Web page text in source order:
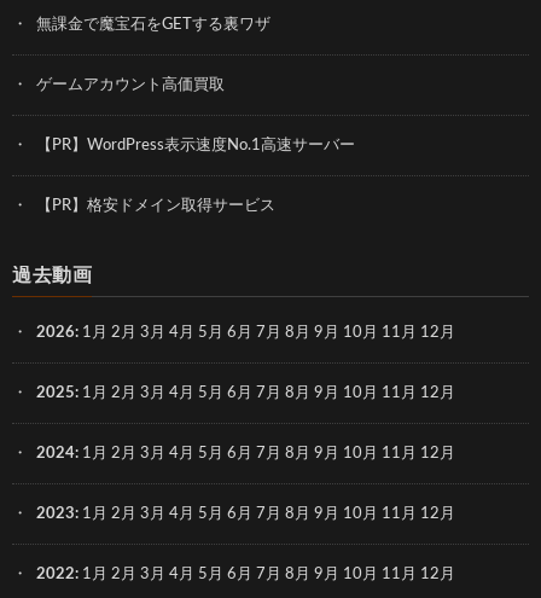
無課金で魔宝石をGETする裏ワザ
ゲームアカウント高価買取
【PR】WordPress表示速度No.1高速サーバー
【PR】格安ドメイン取得サービス
過去動画
2026: 1月 2月 3月 4月 5月 6月 7月 8月 9月 10月 11月 12月
2025: 1月 2月 3月 4月 5月 6月 7月 8月 9月 10月 11月 12月
2024: 1月 2月 3月 4月 5月 6月 7月 8月 9月 10月 11月 12月
2023: 1月 2月 3月 4月 5月 6月 7月 8月 9月 10月 11月 12月
2022: 1月 2月 3月 4月 5月 6月 7月 8月 9月 10月 11月 12月